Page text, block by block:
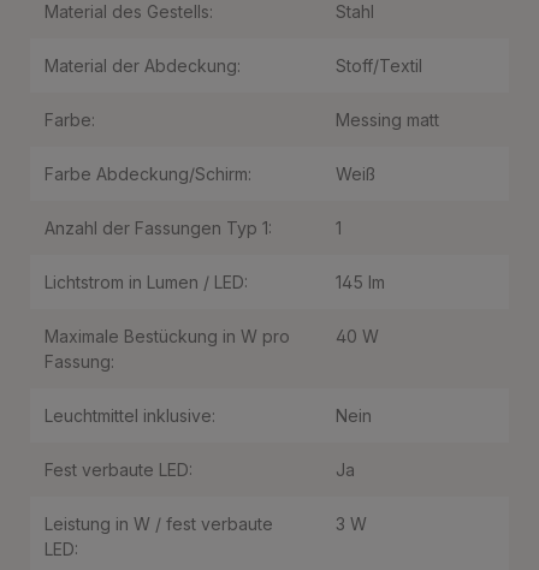
Material des Gestells: Stahl
Material der Abdeckung: Stoff/Textil
Farbe: Messing matt
Farbe Abdeckung/Schirm: Weiß
Anzahl der Fassungen Typ 1: 1
Lichtstrom in Lumen / LED: 145 lm
Maximale Bestückung in W pro
Fassung:
40 W
Leuchtmittel inklusive: Nein
Fest verbaute LED: Ja
Leistung in W / fest verbaute
LED:
3 W